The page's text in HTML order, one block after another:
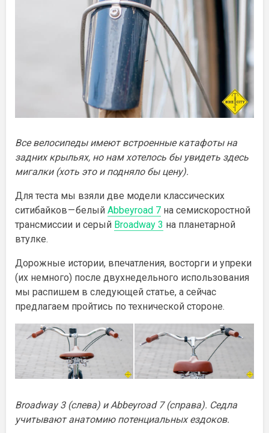
Все велосипеды имеют встроенные катафоты на
задних крыльях, но нам хотелось бы увидеть здесь
мигалки (хоть это и подняло бы цену).
Для теста мы взяли две модели классических
ситибайков — белый Abbeyroad 7 на семискоростной
трансмиссии и серый Broadway 3 на планетарной
втулке.
Дорожные истории, впечатления, восторги и упреки
(их немного) после двухнедельного использования
мы распишем в следующей статье, а сейчас
предлагаем пройтись по технической стороне.
Broadway 3 (слева) и Abbeyroad 7 (справа). Седла
учитывают анатомию потенциальных ездоков.